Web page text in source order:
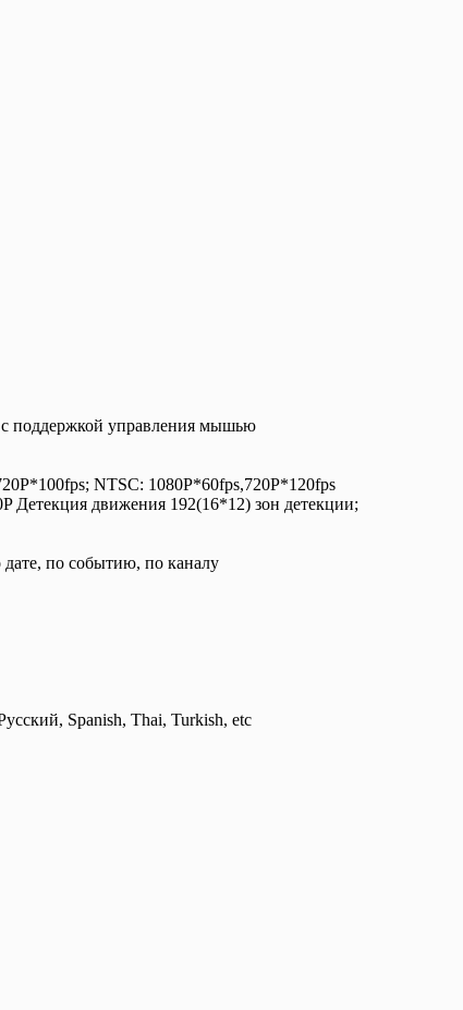
с поддержкой управления мышью
NTSC: 1080P*60fps,720P*120fps
движения 192(16*12) зон детекции;
по событию, по каналу
Spanish, Thai, Turkish, etc